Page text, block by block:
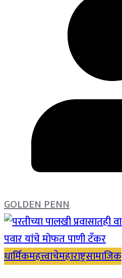
GOLDEN PENN
धार्मिकमहत्त्वाचेमहाराष्ट्रसामाजिक